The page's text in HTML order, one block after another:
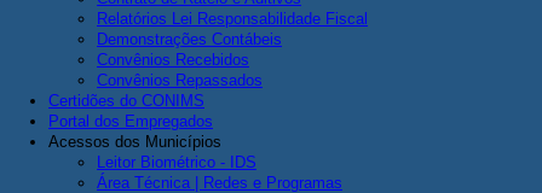
Relatórios Lei Responsabilidade Fiscal
Demonstrações Contábeis
Convênios Recebidos
Convênios Repassados
Certidões do CONIMS
Portal dos Empregados
Acessos dos Municípios
Leitor Biométrico - IDS
Área Técnica | Redes e Programas